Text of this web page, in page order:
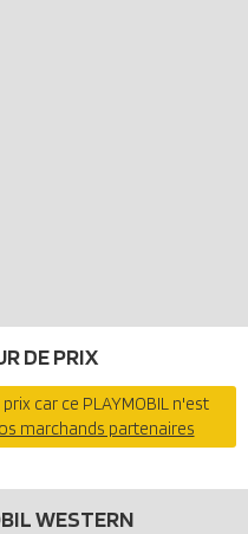
DE PRIX
car ce PLAYMOBIL n'est
marchands partenaires
WESTERN